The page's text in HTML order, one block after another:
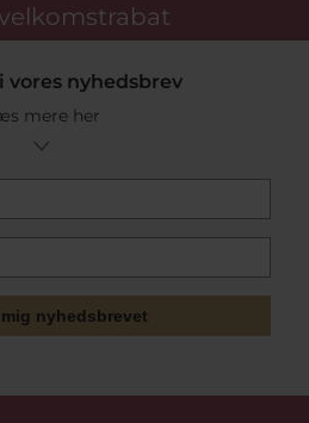
velkomstrabat
vores nyhedsbrev
mere her
nyhedsbrevet